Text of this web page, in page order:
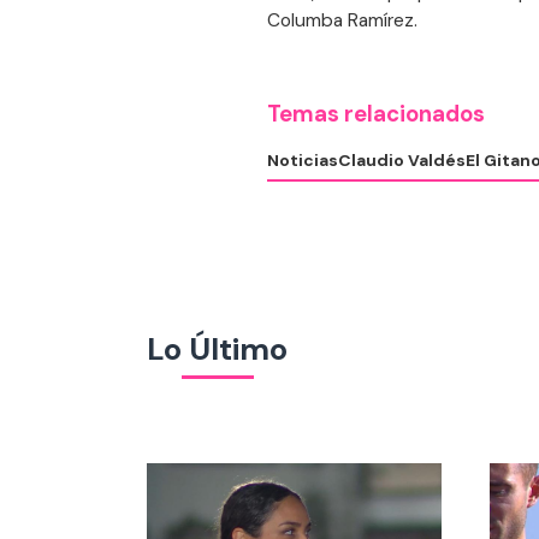
Columba Ramírez.
Temas relacionados
NoticiasClaudio ValdésEl
Lo Último